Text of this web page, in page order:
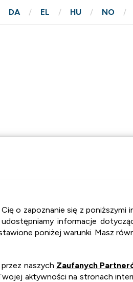
o zapoznanie się z
informacje
poniżej warunki. Masz
naszych Zaufanych
aktywności na stronach
DA EL HU NO